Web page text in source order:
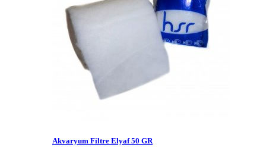
Akvaryum Filtre Elyaf 50 GR